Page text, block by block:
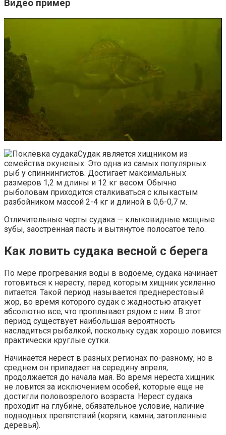
Видео пример
Судак является хищником из
семейства окуневых. Это одна из самых популярных
рыб у спиннингистов. Достигает максимальных
размеров 1,2 м длины и 12 кг весом. Обычно
рыболовам приходится сталкиваться с клыкастым
разбойником массой 2-4 кг и длиной в 0,6-0,7 м.
Отличительные черты судака — клыковидные мощные
зубы, заостренная пасть и вытянутое полосатое тело.
Как ловить судака весной с берега
По мере прогревания воды в водоеме, судака начинает
готовиться к нересту, перед которым хищник усиленно
питается. Такой период называется преднерестовый
жор, во время которого судак с жадностью атакует
абсолютно все, что проплывает рядом с ним. В этот
период существует наибольшая вероятность
насладиться рыбалкой, поскольку судак хорошо ловится
практически круглые сутки.
Начинается нерест в разных регионах по-разному, но в
среднем он припадает на середину апреля,
продолжается до начала мая. Во время нереста хищник
не ловится за исключением особей, которые еще не
достигли половозрелого возраста. Нерест судака
проходит на глубине, обязательное условие, наличие
подводных препятствий (коряги, камни, затопленные
деревья).